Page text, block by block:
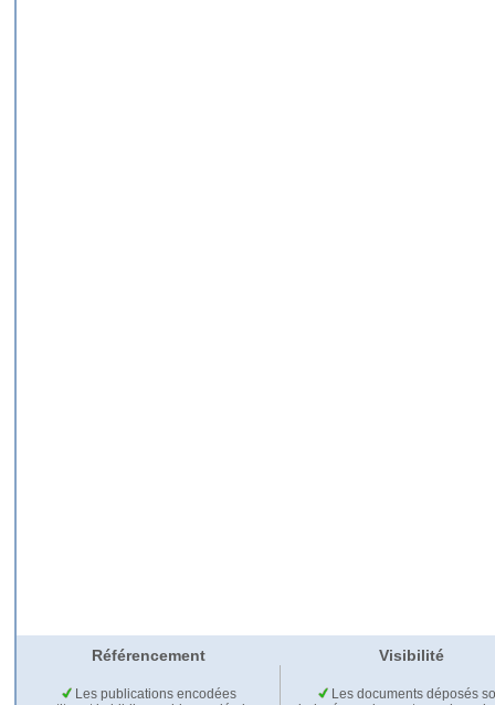
Référencement Visibilité
Les publications encodées
Les documents déposés